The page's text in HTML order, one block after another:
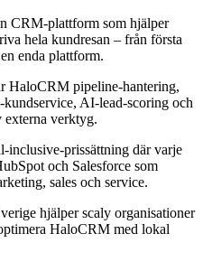
CRM-plattform som hjälper
hela kundresan – från första
enda plattform.
HaloCRM pipeline-hantering,
AI-lead-scoring och
externa verktyg.
inclusive-prissättning där varje
och Salesforce som
sales och service.
hjälper scaly organisationer
HaloCRM med lokal